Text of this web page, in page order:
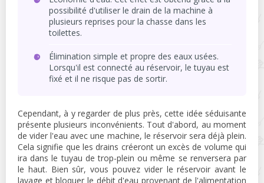
possibilité d'utiliser le drain de la machine à
plusieurs reprises pour la chasse dans les
toilettes.
Élimination simple et propre des eaux usées.
Lorsqu'il est connecté au réservoir, le tuyau est
fixé et il ne risque pas de sortir.
Cependant, à y regarder de plus près, cette idée séduisante
présente plusieurs inconvénients. Tout d'abord, au moment
de vider l'eau avec une machine, le réservoir sera déjà plein.
Cela signifie que les drains créeront un excès de volume qui
ira dans le tuyau de trop-plein ou même se renversera par
le haut. Bien sûr, vous pouvez vider le réservoir avant le
lavage et bloquer le débit d'eau provenant de l'alimentation